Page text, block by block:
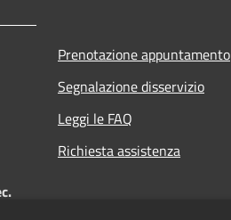
Prenotazione appuntamento
Segnalazione disservizio
Leggi le FAQ
Richiesta assistenza